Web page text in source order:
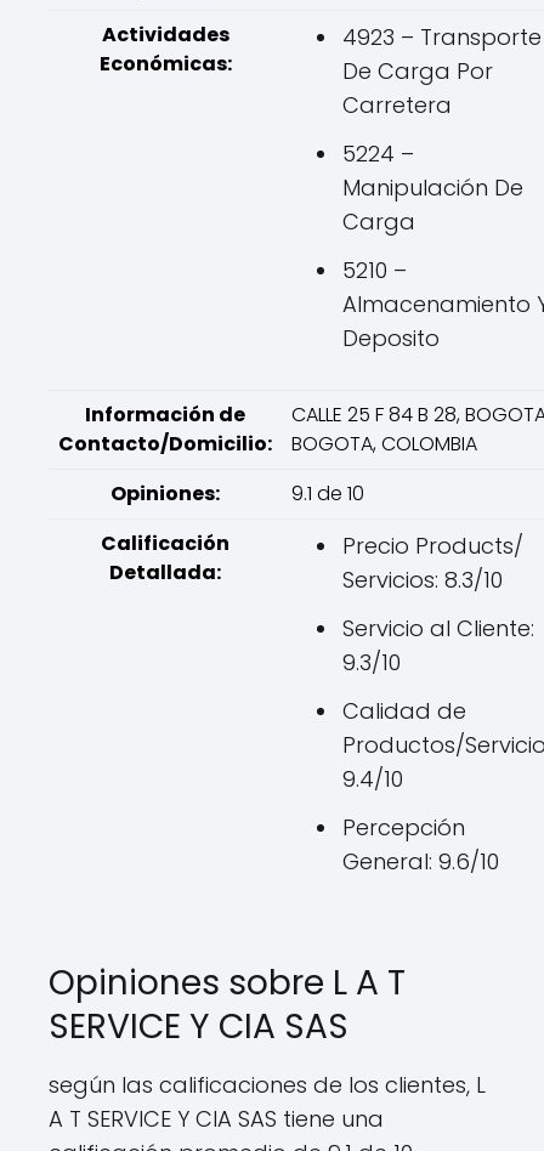
Actividades
Económicas:
4923 – Transporte
De Carga Por
Carretera
5224 –
Manipulación De
Carga
5210 –
Almacenamiento
Deposito
Información de
Contacto/Domicilio:
CALLE 25 F 84 B 28,
BOGOTA, COLOMBIA
Opiniones:
9.1 de 10
Calificación
Detallada:
Precio Products/
Servicios: 8.3/10
Servicio al Cliente:
9.3/10
Calidad de
Productos/
9.4/10
Percepción
General: 9.6/10
Opiniones sobre L A T
SERVICE Y CIA SAS
según las calificaciones de los clientes, L
A T SERVICE Y CIA SAS tiene una